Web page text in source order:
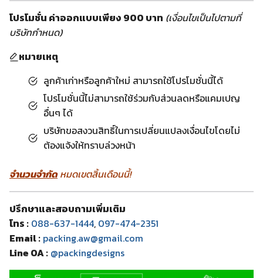
โปรโมชั่น ค่าออกแบบเพียง 900 บาท (เงื่อนไขเป็นไปตามที่
บริษัทกำหนด)
หมายเหตุ
ลูกค้าเก่าหรือลูกค้าใหม่ สามารถใช้โปรโมชั่นนี้ได้
โปรโมชั่นนี้ไม่สามารถใช้ร่วมกับส่วนลดหรือแคมเปญ
อื่นๆ ได้
บริษัทขอสงวนสิทธิ์ในการเปลี่ยนแปลงเงื่อนไขโดยไม่
ต้องแจ้งให้ทราบล่วงหน้า
จำนวนจำกัดหมดเขตสิ้นเดือนนี้!
ปรึกษาและสอบถามเพิ่มเติม
โทร : 088-637-1444, 097-474-2351
Email : packing.aw@gmail.com
Line OA : @packingdesigns